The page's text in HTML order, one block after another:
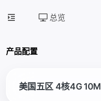
总览
产品配置
美国五区 4核4G 10M